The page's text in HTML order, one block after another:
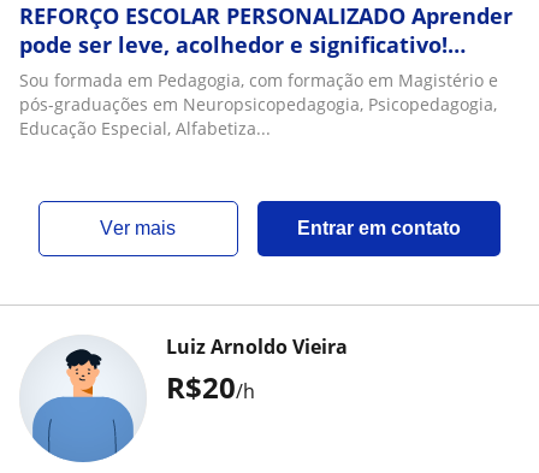
REFORÇO ESCOLAR PERSONALIZADO Aprender
pode ser leve, acolhedor e significativo!
Professora Viviane Cristine Santos
Sou formada em Pedagogia, com formação em Magistério e
pós-graduações em Neuropsicopedagogia, Psicopedagogia,
Educação Especial, Alfabetiza...
ver mais Entrar em contato
R$20/h
Luiz Arnoldo Vieira